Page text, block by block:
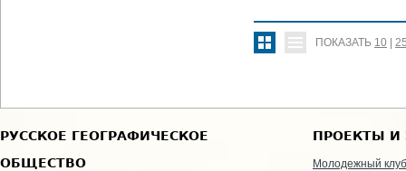
ПОКАЗАТЬ 10 |
РУССКОЕ ГЕОГРАФИЧЕСКОЕ
ОБЩЕСТВО
ПРОЕКТЫ И
Молодежный клуб